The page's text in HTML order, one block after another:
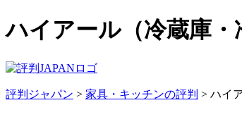
ハイアール（冷蔵庫・
評判ジャパン > 家具・キッチンの評判 > ハイ